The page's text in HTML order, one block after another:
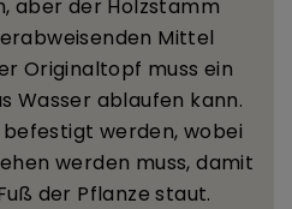
aber der Holzstamm
Mittel
Originaltopf muss ein
Wasser ablaufen kann.
werden, wobei
werden muss, damit
ß der Pflanze staut.